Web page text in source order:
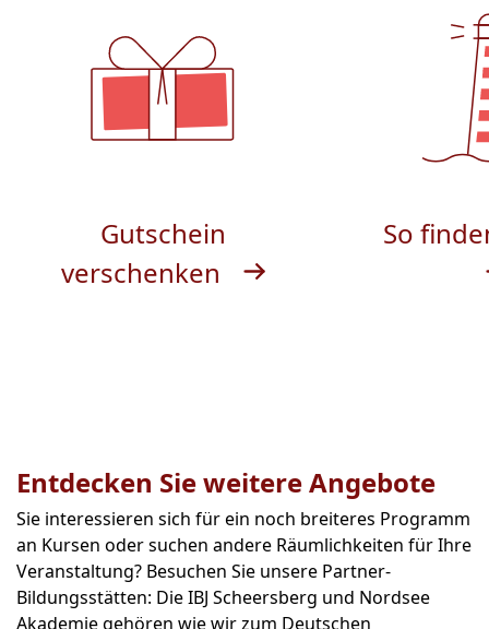
Gutschein
verschenken
So
Entdecken Sie weitere Angebote
Sie interessieren sich für ein noch breiteres Programm
an Kursen oder suchen andere Räumlichkeiten für Ihre
Veranstaltung? Besuchen Sie unsere Partner-
Bildungsstätten: Die IBJ Scheersberg und Nordsee
Akademie gehören wie wir zum Deutschen